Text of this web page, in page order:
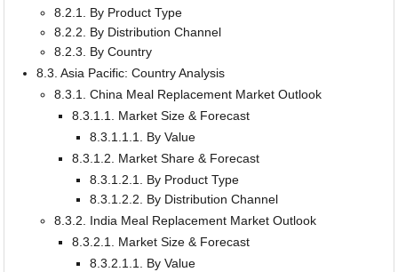
8.2.1. By Product Type
8.2.2. By Distribution Channel
8.2.3. By Country
8.3. Asia Pacific: Country Analysis
8.3.1. China Meal Replacement Market Outlook
8.3.1.1. Market Size & Forecast
8.3.1.1.1. By Value
8.3.1.2. Market Share & Forecast
8.3.1.2.1. By Product Type
8.3.1.2.2. By Distribution Channel
8.3.2. India Meal Replacement Market Outlook
8.3.2.1. Market Size & Forecast
8.3.2.1.1. By Value